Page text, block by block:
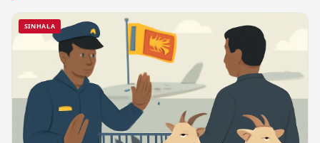
SINHALA